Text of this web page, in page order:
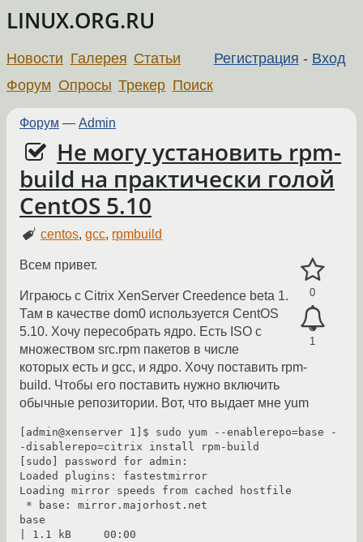
LINUX.ORG.RU
Регистрация - Вход
Новости Галерея Статьи
Форум Опросы Трекер Поиск
Форум — Admin
Не могу установить rpm-
build на практически голой
CentOS 5.10
centos,gcc, rpmbuild
0
1
Всем привет.
Играюсь с Citrix XenServer Creedence beta 1.
Там в качестве dom0 используется CentOS
5.10. Хочу пересобрать ядро. Есть ISO с
множеством src.rpm пакетов в числе
которых есть и gcc, и ядро. Хочу поставить rpm-
build. Чтобы его поставить нужно включить
обычные репозитории. Вот, что выдает мне yum
[admin@xenserver 1]$ sudo yum --enablerepo=base -
-disablerepo=citrix install rpm-build
[sudo] password for admin:
Loaded plugins: fastestmirror
Loading mirror speeds from cached hostfile
base
| 1.1 kB     00:00